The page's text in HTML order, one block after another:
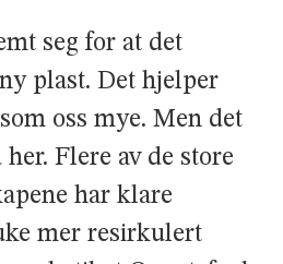
seg for at det
plast. Det hjelper
oss mye. Men det
Flere av de store
har klare
mer resirkulert